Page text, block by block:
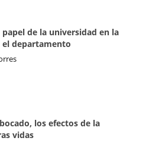
de la universidad en la
el departamento
los efectos de la
vidas